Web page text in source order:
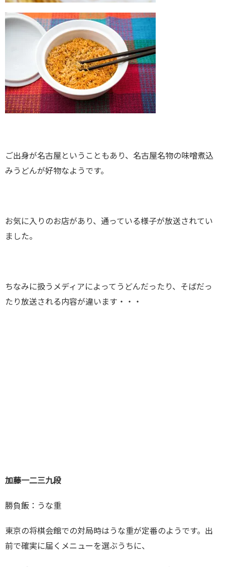
ご出身が名古屋ということもあり、名古屋名物の味噌煮込
みうどんが好物なようです。
お気に入りのお店があり、通っている様子が放送されてい
ました。
ちなみに扱うメディアによってうどんだったり、そばだっ
たり放送される内容が違います・・・
加藤一二三九段
勝負飯：うな重
東京の将棋会館での対局時はうな重が定番のようです。出
前で確実に届くメニューを選ぶうちに、